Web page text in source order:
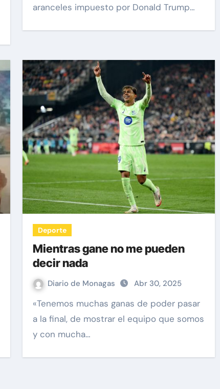
aranceles impuesto por Donald Trump…
Deporte
Mientras gane no me pueden
decir nada
Diario de Monagas Abr 30, 2025
«Tenemos muchas ganas de poder pasar
a la final, de mostrar el equipo que somos
y con mucha…